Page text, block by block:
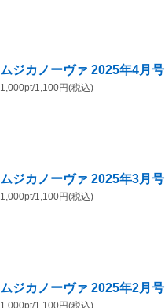
ムジカノーヴァ 2025年4月号
1,000pt/1,100円(税込)
ムジカノーヴァ 2025年3月号
1,000pt/1,100円(税込)
ムジカノーヴァ 2025年2月号
1,000pt/1,100円(税込)